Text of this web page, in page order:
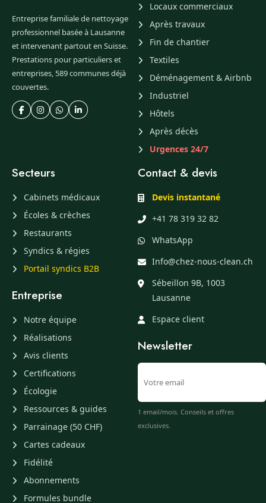
Entreprise familiale de nettoyage
professionnel basée à Lausanne
et intervenant partout en Suisse.
Prestations pour particuliers et
entreprises, 589 communes déjà
couvertes.
Locaux commerciaux
Après travaux
Fin de chantier
Textiles
Déménagement & Airbnb
Industriel
Hôtels
Après décès
Urgences 24/7
Secteurs
Cabinets médicaux
Écoles & crèches
Restaurants
Syndics & régies
Portail syndics B2B
Entreprise
Notre équipe
Réalisations
Avis clients
Certifications
Écologie
Ressources & guides
Parrainage (50 CHF)
Cartes cadeaux
Fidélité
Abonnements
Formules bundle
Contact & devis
Devis instantané
+41 78 319 32 82
WhatsApp
Info@chez-nous-clean.ch
Sébeillon 9B, 1003
Lausanne
Espace client
Newsletter
1 email/mois. Conseils et offres
exclusives.